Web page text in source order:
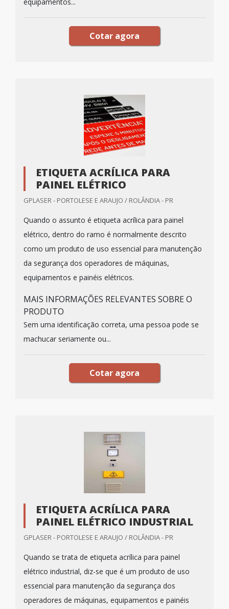
Cotar agora
ETIQUETA ACRÍLICA PARA
PAINEL ELÉTRICO
GPLASER - PORTOLESE E ARAUJO / ROLÂNDIA - PR
Quando o assunto é etiqueta acrílica para painel
elétrico, dentro do ramo é normalmente descrito
como um produto de uso essencial para manutenção
da segurança dos operadores de máquinas,
equipamentos e painéis elétricos.
MAIS INFORMAÇÕES RELEVANTES SOBRE O
PRODUTO
Sem uma identificação correta, uma pessoa pode se
machucar seriamente ou...
Cotar agora
ETIQUETA ACRÍLICA PARA
PAINEL ELÉTRICO INDUSTRIAL
GPLASER - PORTOLESE E ARAUJO / ROLÂNDIA - PR
Quando se trata de etiqueta acrílica para painel
elétrico industrial, diz-se que é um produto de uso
essencial para manutenção da segurança dos
operadores de máquinas, equipamentos e painéis